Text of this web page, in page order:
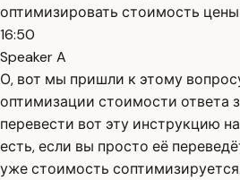
оптимизировать стоимость цены
16:50
Speaker A
О, вот мы пришли к этому
оптимизации стоимости ответа
перевести вот эту инструкцию
есть, если вы просто её
уже стоимость